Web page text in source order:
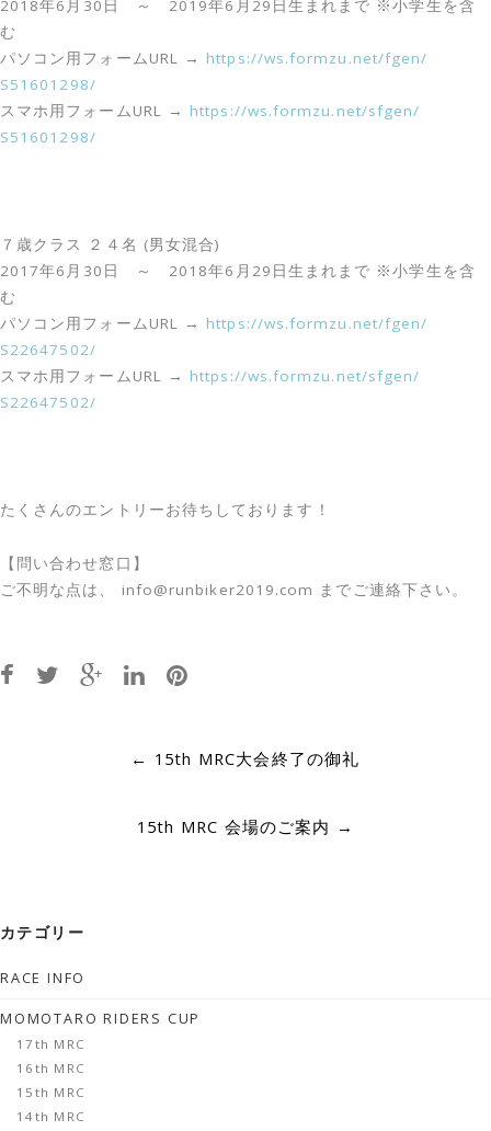
2018年6月30日 ～ 2019年6月29日生まれまで ※小学生を含
む
パソコン用フォームURL → https://ws.formzu.net/fgen/
S51601298/
スマホ用フォームURL → https://ws.formzu.net/sfgen/
S51601298/
７歳クラス ２４名 (男女混合)
2017年6月30日 ～ 2018年6月29日生まれまで ※小学生を含
む
パソコン用フォームURL → https://ws.formzu.net/fgen/
S22647502/
スマホ用フォームURL → https://ws.formzu.net/sfgen/
S22647502/
たくさんのエントリーお待ちしております！
【問い合わせ窓口】
ご不明な点は、 info@runbiker2019.com までご連絡下さい。
← 15th MRC大会終了の御礼
15th MRC 会場のご案内 →
カテゴリー
RACE INFO
MOMOTARO RIDERS CUP
17th MRC
16th MRC
15th MRC
14th MRC